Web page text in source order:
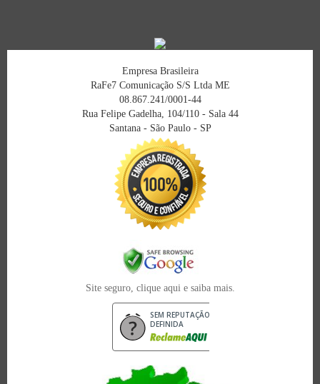
Empresa Brasileira
RaFe7 Comunicação S/S Ltda ME
08.867.241/0001-44
Rua Felipe Gadelha, 104/110 - Sala 44
Santana - São Paulo - SP
Site seguro, clique aqui e saiba mais.
SEM REPUTAÇÃO
DEFINIDA